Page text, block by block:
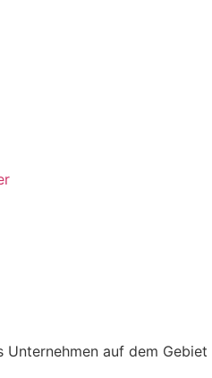
auf dem Gebiet